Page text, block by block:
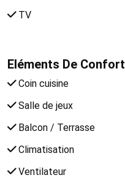
TV
Eléments De Confort
Coin cuisine
Salle de jeux
Balcon / Terrasse
Climatisation
Ventilateur